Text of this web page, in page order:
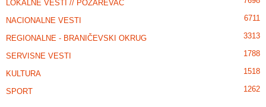
LOKALNE VESTI // POŽAREVAC
NACIONALNE VESTI 6711
REGIONALNE - BRANIČEVSKI OKRUG 3313
SERVISNE VESTI 1788
KULTURA 1518
SPORT 1262